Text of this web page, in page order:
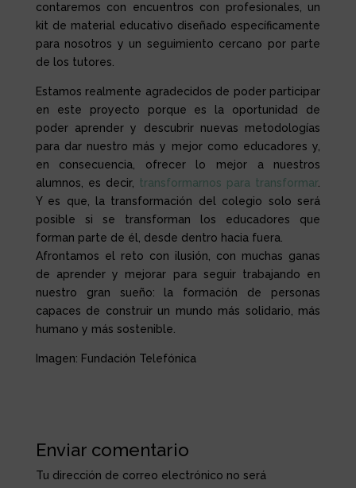
contaremos con encuentros con profesionales, un
kit de material educativo diseñado específicamente
para nosotros y un seguimiento cercano por parte
de los tutores.
Estamos realmente agradecidos de poder participar
en este proyecto porque es la oportunidad de
poder aprender y descubrir nuevas metodologías
para dar nuestro más y mejor como educadores y,
en consecuencia, ofrecer lo mejor a nuestros
alumnos, es decir, transformarnos para transformar.
Y es que, la transformación del colegio solo será
posible si se transforman los educadores que
forman parte de él, desde dentro hacia fuera.
Afrontamos el reto con ilusión, con muchas ganas
de aprender y mejorar para seguir trabajando en
nuestro gran sueño: la formación de personas
capaces de construir un mundo más solidario, más
humano y más sostenible.
Imagen: Fundación Telefónica
Enviar comentario
Tu dirección de correo electrónico no será